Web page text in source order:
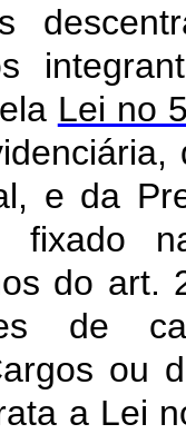
Lei no
e da
do art.
de
ou
a Lei